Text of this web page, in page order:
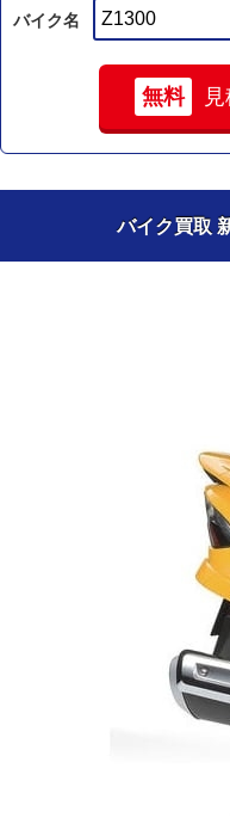
バイク名
無料
バイク買取